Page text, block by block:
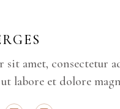
sit amet, consectetur
labore et dolore